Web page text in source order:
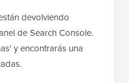
devolviendo
de Search Console.
y encontrarás una